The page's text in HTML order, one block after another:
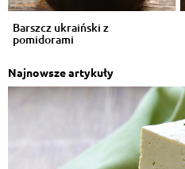
Barszcz ukraiński z
pomidorami
Najnowsze artykuły